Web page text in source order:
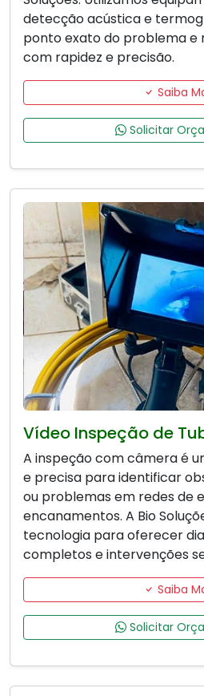
detecção acústica e
ponto exato do problema e
com rapidez e precisão.
Saiba
Solicitar
Vídeo Inspeção de
A inspeção com câmera é
e precisa para identificar
ou problemas em redes de
encanamentos. A Bio
tecnologia para oferecer
completos e intervenções
Saiba
Solicitar